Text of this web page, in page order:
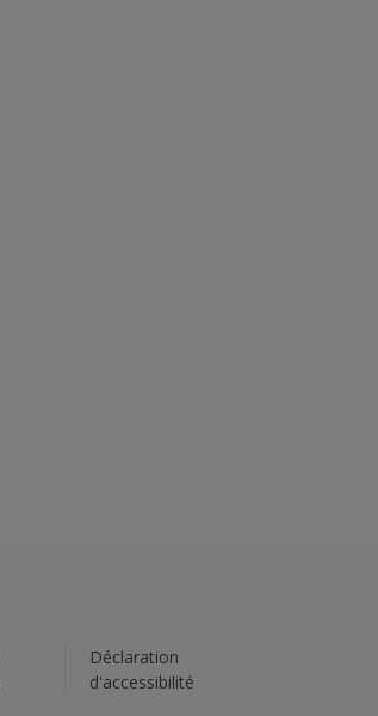
Déclaration
d'accessibilité